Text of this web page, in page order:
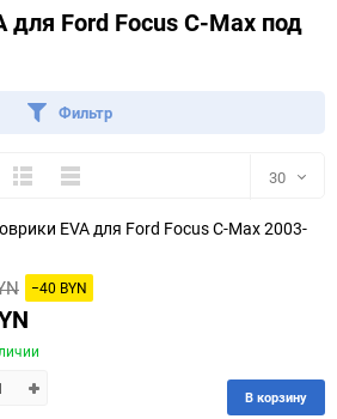
для Ford Focus C-Max под
Фильтр
ПодробноКомпактно 30
30
150
EVA для Ford Focus C-Max 2003-
−40 BYN
В корзину